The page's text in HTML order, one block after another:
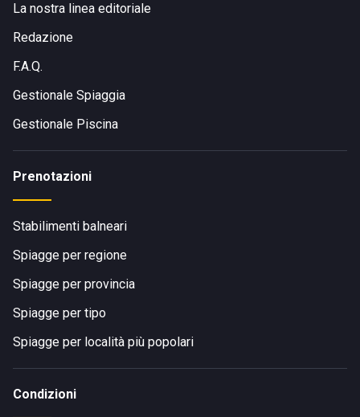
La nostra linea editoriale
Redazione
F.A.Q.
Gestionale Spiaggia
Gestionale Piscina
Prenotazioni
Stabilimenti balneari
Spiagge per regione
Spiagge per provincia
Spiagge per tipo
Spiagge per località più popolari
Condizioni